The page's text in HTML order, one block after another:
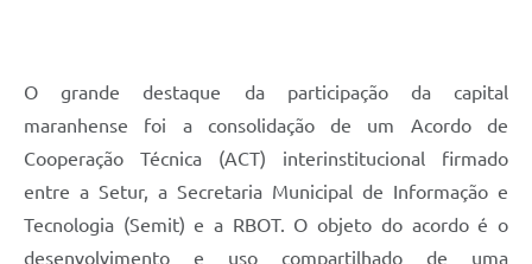
O grande destaque da participação da capital
maranhense foi a consolidação de um Acordo de
Cooperação Técnica (ACT) interinstitucional firmado
entre a Setur, a Secretaria Municipal de Informação e
Tecnologia (Semit) e a RBOT. O objeto do acordo é o
desenvolvimento e uso compartilhado de uma